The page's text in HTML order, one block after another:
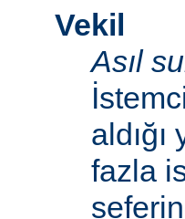
Vekil
Asıl
fazla